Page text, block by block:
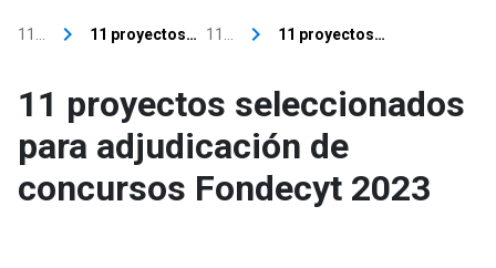
11… keyboard_arrow_right 11 proyectos… 11… keyboard_arrow_right 11 proyectos…
11 proyectos seleccionados
para adjudicación de
concursos Fondecyt 2023